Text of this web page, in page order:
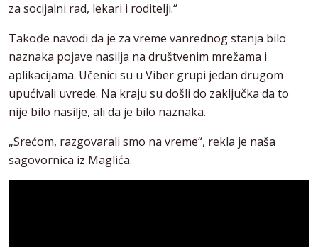
za socijalni rad, lekari i roditelji.“
Takođe navodi da je za vreme vanrednog stanja bilo
naznaka pojave nasilja na društvenim mrežama i
aplikacijama. Učenici su u Viber grupi jedan drugom
upućivali uvrede. Na kraju su došli do zaključka da to
nije bilo nasilje, ali da je bilo naznaka.
„Srećom, razgovarali smo na vreme“, rekla je naša
sagovornica iz Maglića.